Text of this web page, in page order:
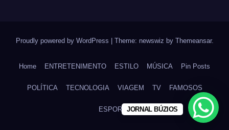
Proudly powered by WordPress Theme: newswiz by Themeansar.
Home ENTRETENIMENTO ESTILO MÚSICA Pin Posts
POLÍTICA TECNOLOGIA VIAGEM TV FAMOSOS
ESPORTEJORNAL BÚZIOS